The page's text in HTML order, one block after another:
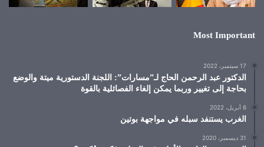
Most Important
17 سبتمبر، 2022
الدكتور عبد الرحمن الحاج لـ”مسارات”: اللجنة الدستورية ميتة والوضع
بحاجة إلى تغيير وربما يمكن إلغاء الفصائلية بالقوة
6 أبريل، 2022
الغرب يستنفد سبله في مواجهة بوتين
31 ديسمبر، 2020